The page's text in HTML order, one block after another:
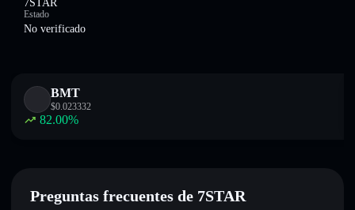
7STAR
Estado
No verificado
BMT
$0.023332
82.00%
Preguntas frecuentes de 7STAR